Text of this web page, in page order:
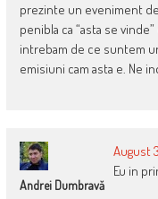
prezinte un eveniment de
penibla ca “asta se
intrebam de ce suntem
emisiuni cam asta e. Ne
Andrei Dumbravă
August
Eu in